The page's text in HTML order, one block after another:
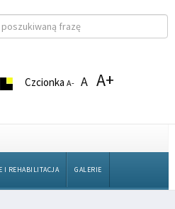
CzcionkaA- A A+
I REHABILITACJA GALERIE